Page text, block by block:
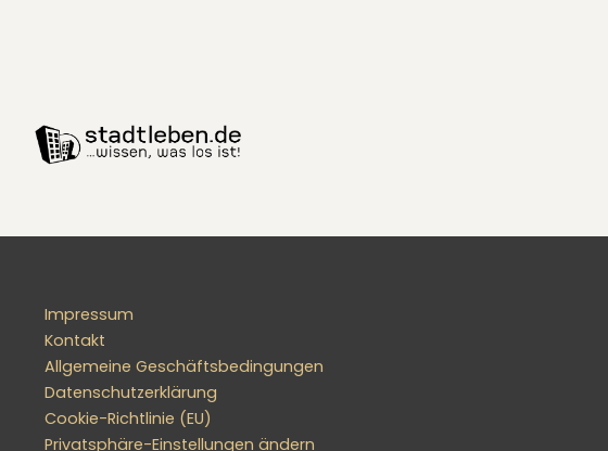
Impressum
Kontakt
Allgemeine Geschäftsbedingungen
Datenschutzerklärung
Cookie-Richtlinie (EU)
Privatsphäre-Einstellungen ändern